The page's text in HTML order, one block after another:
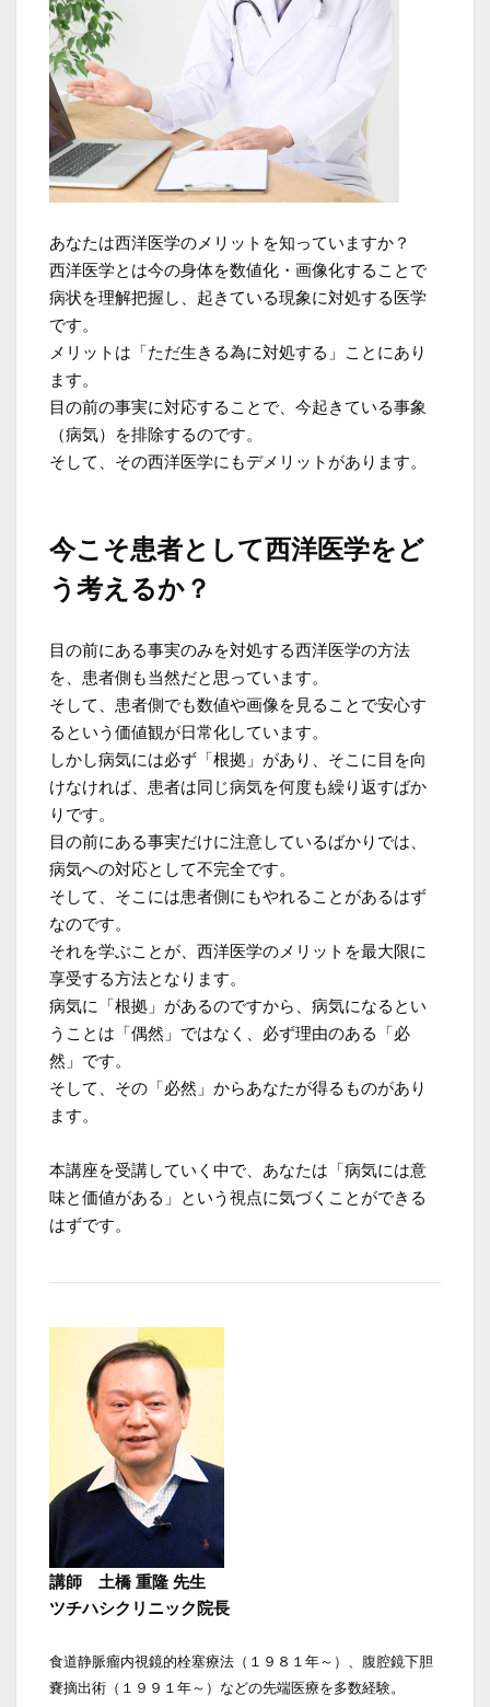
あなたは西洋医学のメリットを知っていますか？
西洋医学とは今の身体を数値化・画像化することで
病状を理解把握し、起きている現象に対処する医学
です。
メリットは「ただ生きる為に対処する」ことにあり
ます。
目の前の事実に対応することで、今起きている事象
（病気）を排除するのです。
そして、その西洋医学にもデメリットがあります。
今こそ患者として西洋医学をど
う考えるか？
目の前にある事実のみを対処する西洋医学の方法
を、患者側も当然だと思っています。
そして、患者側でも数値や画像を見ることで安心す
るという価値観が日常化しています。
しかし病気には必ず「根拠」があり、そこに目を向
けなければ、患者は同じ病気を何度も繰り返すばか
りです。
目の前にある事実だけに注意しているばかりでは、
病気への対応として不完全です。
そして、そこには患者側にもやれることがあるはず
なのです。
それを学ぶことが、西洋医学のメリットを最大限に
享受する方法となります。
病気に「根拠」があるのですから、病気になるとい
うことは「偶然」ではなく、必ず理由のある「必
然」です。
そして、その「必然」からあなたが得るものがあり
ます。
本講座を受講していく中で、あなたは「病気には意
味と価値がある」という視点に気づくことができる
はずです。
講師　土橋 重隆 先生
ツチハシクリニック院長
食道静脈瘤内視鏡的栓塞療法（１９８１年～）、腹腔鏡下胆
嚢摘出術（１９９１年～）などの先端医療を多数経験。